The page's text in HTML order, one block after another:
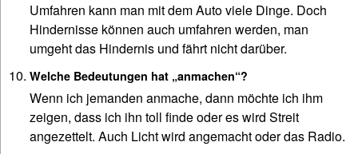
Umfahren kann man mit dem Auto viele Dinge. Doch
Hindernisse können auch umfahren werden, man
umgeht das Hindernis und fährt nicht darüber.
Welche Bedeutungen hat „anmachen“?
Wenn ich jemanden anmache, dann möchte ich ihm
zeigen, dass ich ihn toll finde oder es wird Streit
angezettelt. Auch Licht wird angemacht oder das Radio.